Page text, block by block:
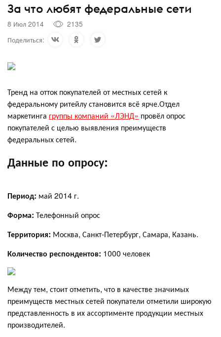
За что любят федеральные сети
8 Июл 2014
2135
Поделиться:
Тренд на отток покупателей от местных сетей к
федеральному ритейлу становится всё ярче.Отдел
маркетинга группы компаний «ЛЭНД» провёл опрос
покупателей с целью выявления преимуществ
федеральных сетей.
Данные по опросу:
Период: май 2014 г.
Форма: Телефонный опрос
Территория: Москва, Санкт-Петербург, Самара, Казань.
Количество респондентов: 1000 человек
Между тем, стоит отметить, что в качестве значимых
преимуществ местных сетей покупатели отметили широкую
представленность в их ассортименте продукции местных
производителей.